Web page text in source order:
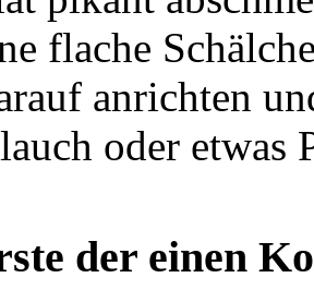
flache
anrichten
oder etwas
der einen